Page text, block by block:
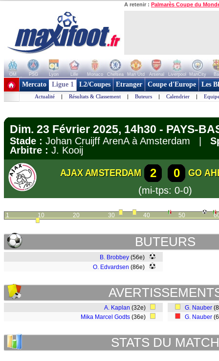
A retenir : Palmarès Coupe du
OM PSG Lyon Lille Monaco Chelsea Man Utd Arsenal Liverpool ManCity
+ de clubs
Mercato Ligue 1 L2/Coupes Etranger Coupe d'Europe Les
Actualité | Résultats & Classement | Buteurs | Calendrier |
Dim. 23 Février 2025, 14h30 - PAYS-
Stade : Johan Cruijff ArenA à Amsterdam |
Arbitre : J. Kooij
AJAX AMSTERDAM 2 0
GO
(mi-tps: 0-0)
1 10 20 30 40 50
BUTEURS
B. Brobbey (56e)
O. Edvardsen (86e)
A. Kaplan (32e)
Mika Marcel Godts (36e)
G. Nauber
G. Nauber
STATS DU MATCH